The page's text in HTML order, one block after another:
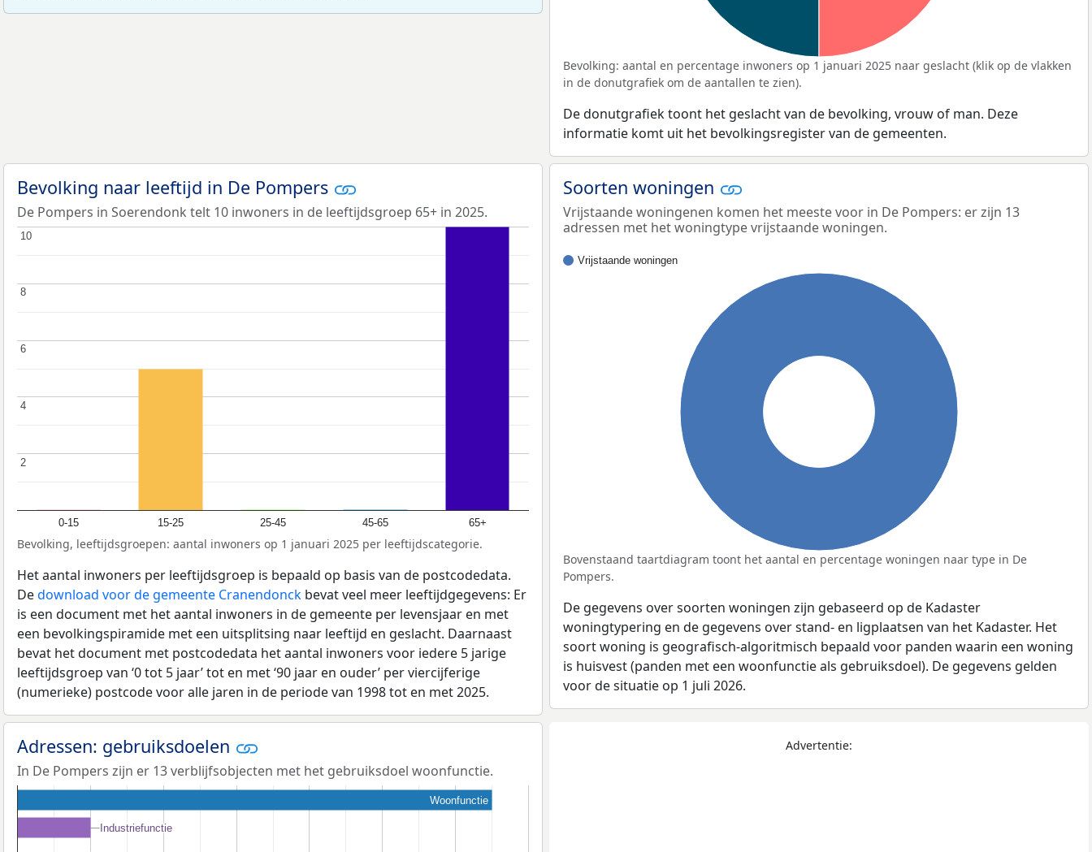
Bevolking: aantal en percentage inwoners op 1 januari 2025 naar geslacht (klik op de vlakken
in de donutgrafiek om de aantallen te zien).
De donutgrafiek toont het geslacht van de bevolking, vrouw of man. Deze
informatie komt uit het bevolkingsregister van de gemeenten.
Bevolking naar leeftijd in De Pompers
De Pompers in Soerendonk telt 10 inwoners in de leeftijdsgroep 65+ in 2025.
0-15 15-25 25-45 45-65 65+
2
2
4
4
6
6
8
8
10
10
Bevolking, leeftijdsgroepen: aantal inwoners op 1 januari 2025 per leeftijdscategorie.
Het aantal inwoners per leeftijdsgroep is bepaald op basis van de postcodedata.
Dedownload voor de gemeente Cranendonck bevat veel meer leeftijdgegevens: Er
is een document met het aantal inwoners in de gemeente per levensjaar en met
een bevolkingspiramide met een uitsplitsing naar leeftijd en geslacht. Daarnaast
bevat het document met postcodedata het aantal inwoners voor iedere 5 jarige
leeftijdsgroep van ‘0 tot 5 jaar’ tot en met ‘90 jaar en ouder’ per viercijferige
(numerieke) postcode voor alle jaren in de periode van 1998 tot en met 2025.
Soorten woningen
Vrijstaande woningenen komen het meeste voor in De Pompers: er zijn 13
adressen met het woningtype vrijstaande woningen.
Vrijstaande woningen
Bovenstaand taartdiagram toont het aantal en percentage woningen naar type in De
Pompers.
De gegevens over soorten woningen zijn gebaseerd op de Kadaster
woningtypering en de gegevens over stand- en ligplaatsen van het Kadaster. Het
soort woning is geografisch-algoritmisch bepaald voor panden waarin een woning
is huisvest (panden met een woonfunctie als gebruiksdoel). De gegevens gelden
voor de situatie op 1 juli 2026.
Adressen: gebruiksdoelen
In De Pompers zijn er 13 verblijfsobjecten met het gebruiksdoel woonfunctie.
Woonfunctie
Industriefunctie
Industriefunctie
Advertentie: